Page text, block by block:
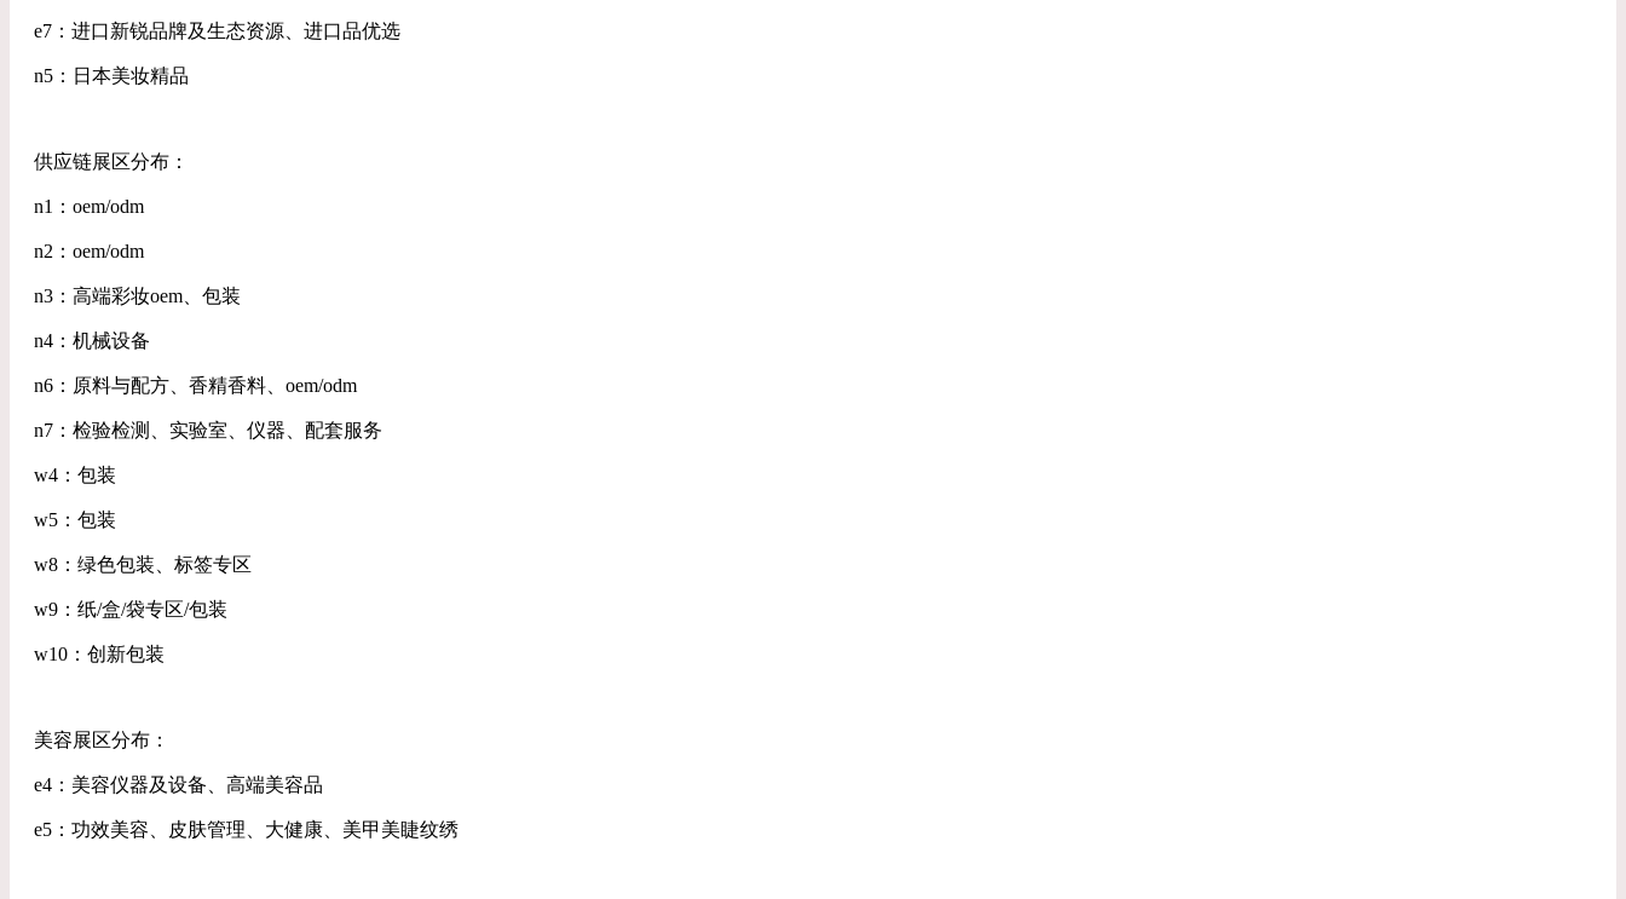
e7：进口新锐品牌及生态资源、进口品优选
n5：日本美妆精品
供应链展区分布：
n1：oem/odm
n2：oem/odm
n3：高端彩妆oem、包装
n4：机械设备
n6：原料与配方、香精香料、oem/odm
n7：检验检测、实验室、仪器、配套服务
w4：包装
w5：包装
w8：绿色包装、标签专区
w9：纸/盒/袋专区/包装
w10：创新包装
美容展区分布：
e4：美容仪器及设备、高端美容品
e5：功效美容、皮肤管理、大健康、美甲美睫纹绣